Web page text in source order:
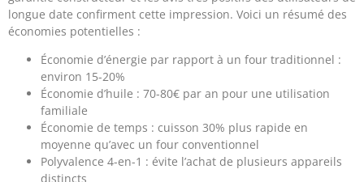
longue date confirment cette impression. Voici un résumé des
économies potentielles :
Économie d’énergie par rapport à un four traditionnel :
environ 15-20%
Économie d’huile : 70-80€ par an pour une utilisation
familiale
Économie de temps : cuisson 30% plus rapide en
moyenne qu’avec un four conventionnel
Polyvalence 4-en-1 : évite l’achat de plusieurs appareils
distincts